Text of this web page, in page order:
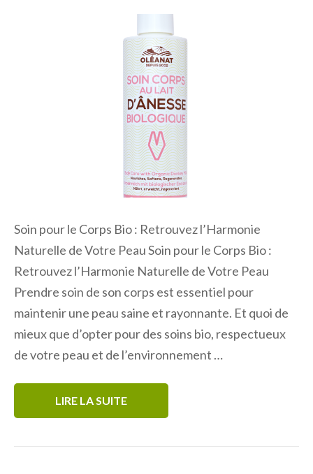
Soin pour le Corps Bio : Retrouvez l’Harmonie
Naturelle de Votre Peau Soin pour le Corps Bio :
Retrouvez l’Harmonie Naturelle de Votre Peau
Prendre soin de son corps est essentiel pour
maintenir une peau saine et rayonnante. Et quoi de
mieux que d’opter pour des soins bio, respectueux
de votre peau et de l’environnement …
LIRE LA SUITE